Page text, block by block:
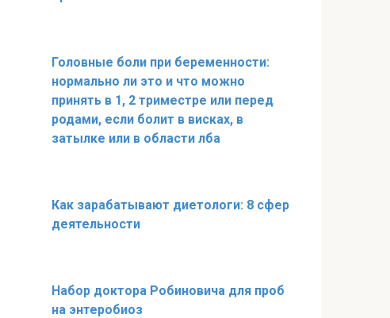
Головные боли при беременности:
нормально ли это и что можно
принять в 1, 2 триместре или перед
родами, если болит в висках, в
затылке или в области лба
Как зарабатывают диетологи: 8 сфер
деятельности
Набор доктора Робиновича для проб
на энтеробиоз